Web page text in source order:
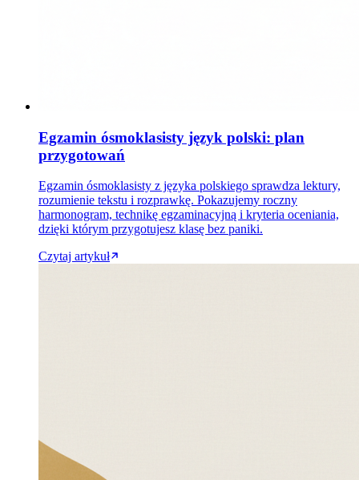
Egzamin ósmoklasisty język polski: plan
przygotowań
Egzamin ósmoklasisty z języka polskiego sprawdza lektury,
rozumienie tekstu i rozprawkę. Pokazujemy roczny
harmonogram, technikę egzaminacyjną i kryteria oceniania,
dzięki którym przygotujesz klasę bez paniki.
Czytaj artykuł